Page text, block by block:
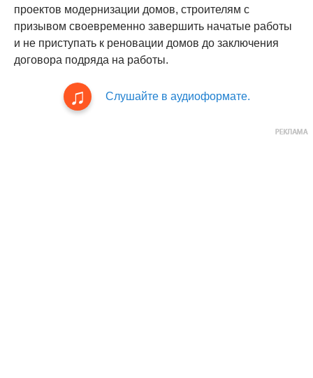
проектов модернизации домов, строителям с
призывом своевременно завершить начатые работы
и не приступать к реновации домов до заключения
договора подряда на работы.
Слушайте в аудиоформате.